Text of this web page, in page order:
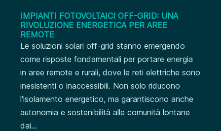
IMPIANTI FOTOVOLTAICI OFF-GRID: UNA
RIVOLUZIONE ENERGETICA PER AREE
REMOTE
Le soluzioni solari off-grid stanno emergendo
come risposte fondamentali per portare energia
in aree remote e rurali, dove le reti elettriche sono
inesistenti o inaccessibili. Non solo riducono
l'isolamento energetico, ma garantiscono anche
autonomia e sostenibilità alle comunità lontane
dai...